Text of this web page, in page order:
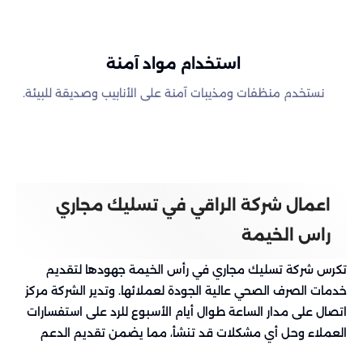
استخدام مواد آمنة
نستخدم منظفات ومذيبات آمنة على الأنابيب وصديقة للبيئة.
اعمال شركة الراقي في تسليك مجاري
راس الخيمة
تكرس شركة تسليك مجاري في رأس الخيمة جهودها لتقديم
خدمات الصرف الصحي عالية الجودة لعملائها. وتدير الشركة مركز
اتصال على مدار الساعة طوال أيام الأسبوع للرد على استفسارات
العملاء وحل أي مشكلات قد تنشأ، مما يضمن تقديم الدعم